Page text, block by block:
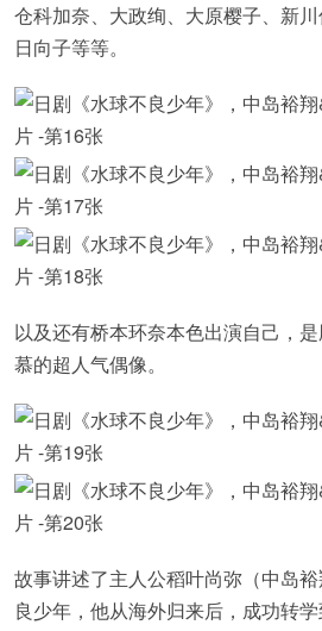
仓科加奈、大政绚、大原樱子、新
日向子等等。
以及还有桥本环奈本色出演自己，
慕的超人气偶像。
故事讲述了主人公稻叶尚弥（中岛
良少年，他从海外归来后，成功转